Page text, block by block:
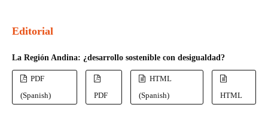
Editorial
La Región Andina: ¿desarrollo sostenible con desigualdad?
PDF
(Spanish)
PDF
HTML
(Spanish)
HTML